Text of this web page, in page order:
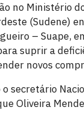
no Ministério
(Sudene)
– Suape,
suprir a
novos
secretário
Oliveira